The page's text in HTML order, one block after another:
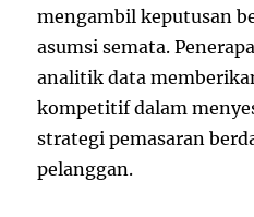
mengambil keputusan
asumsi semata.
analitik data
kompetitif dalam
strategi pemasaran
pelanggan.